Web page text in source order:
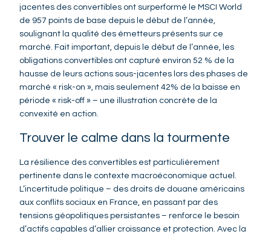
jacentes des convertibles ont surperformé le MSCI World
de 957 points de base depuis le début de l’année,
soulignant la qualité des émetteurs présents sur ce
marché. Fait important, depuis le début de l’année, les
obligations convertibles ont capturé environ 52 % de la
hausse de leurs actions sous-jacentes lors des phases de
marché « risk-on », mais seulement 42% de la baisse en
période « risk-off » – une illustration concrète de la
convexité en action.
Trouver le calme dans la tourmente
La résilience des convertibles est particulièrement
pertinente dans le contexte macroéconomique actuel.
L’incertitude politique – des droits de douane américains
aux conflits sociaux en France, en passant par des
tensions géopolitiques persistantes – renforce le besoin
d’actifs capables d’allier croissance et protection. Avec la